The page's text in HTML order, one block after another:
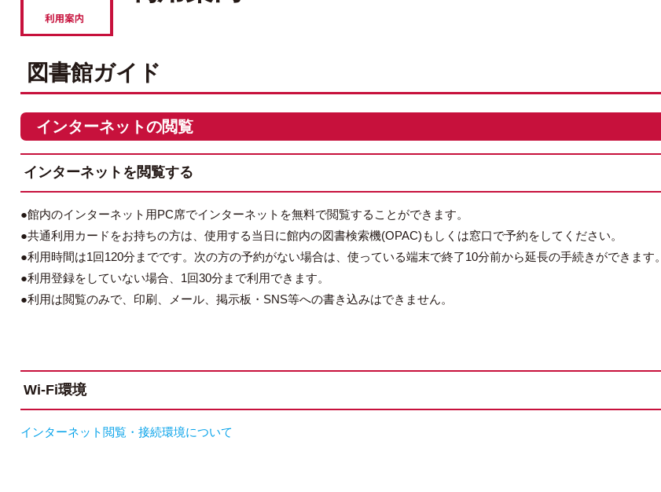
図書館ガイド
インターネットの閲覧
インターネットを閲覧する
●館内のインターネット用PC席でインターネットを無料で閲覧することができます。
●共通利用カードをお持ちの方は、使用する当日に館内の図書検索機(OPAC)もしくは窓口で予約をしてください。
●利用時間は1回120分までです。次の方の予約がない場合は、使っている端末で終了10分前から延長の手続きができます。
●利用登録をしていない場合、1回30分まで利用できます。
●利用は閲覧のみで、印刷、メール、掲示板・SNS等への書き込みはできません。
Wi-Fi環境
インターネット閲覧・接続環境について